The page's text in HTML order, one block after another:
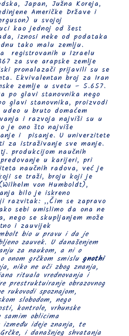
Japan, Južna Koreja,
Američke Države i
u svojoj
kao jednoj od šest
iznosi neke od podataka
tako malu zemlju.
registrovanih u Izraelu
za sve arapske zemlje
pronalazači prijavili su se
Ekvivalentan broj za Iran
zemlje u svetu – 5.657.
po glavi stanovnika nego
glavi stanovnika, proizvodi
u bruto domaćem
i razvoja najviši su u
je ono što najviše
i pisanje. U univerzitete
za istraživanje sve manje.
produkcijom naučnih
u karijeri, pri
naučnih radova, već je
se traži, broju koji je
von Humboldt),
bilo je iskreno
razvitak: ,,Čim se zapravo
sebi umislimo da ona ne
se skupljanjem može
i zauvijek
bio u pravu i da je
zauvek. U današenjem
za naukom, a ni o
onom grčkom smislugnothi
niko ne uči zbog znanja,
rituala vrednovanja i
prestruktuiranje obrazovnog
rukovodi spoznajom,
slobodom, nego
kontrole, vrhunske
oblicima
između ideje znanja, te
i današnjeg shvatanja